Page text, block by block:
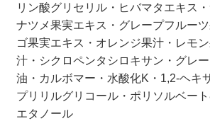
リン酸グリセリル・ヒバマタエキス
ナツメ果実エキス・グレープフルー
ゴ果実エキス・オレンジ果汁・レモ
汁・シクロペンタシロキサン・グレ
油・カルボマー・水酸化K・1,2-ヘキ
プリリルグリコール・ポリソルベー
エタノール